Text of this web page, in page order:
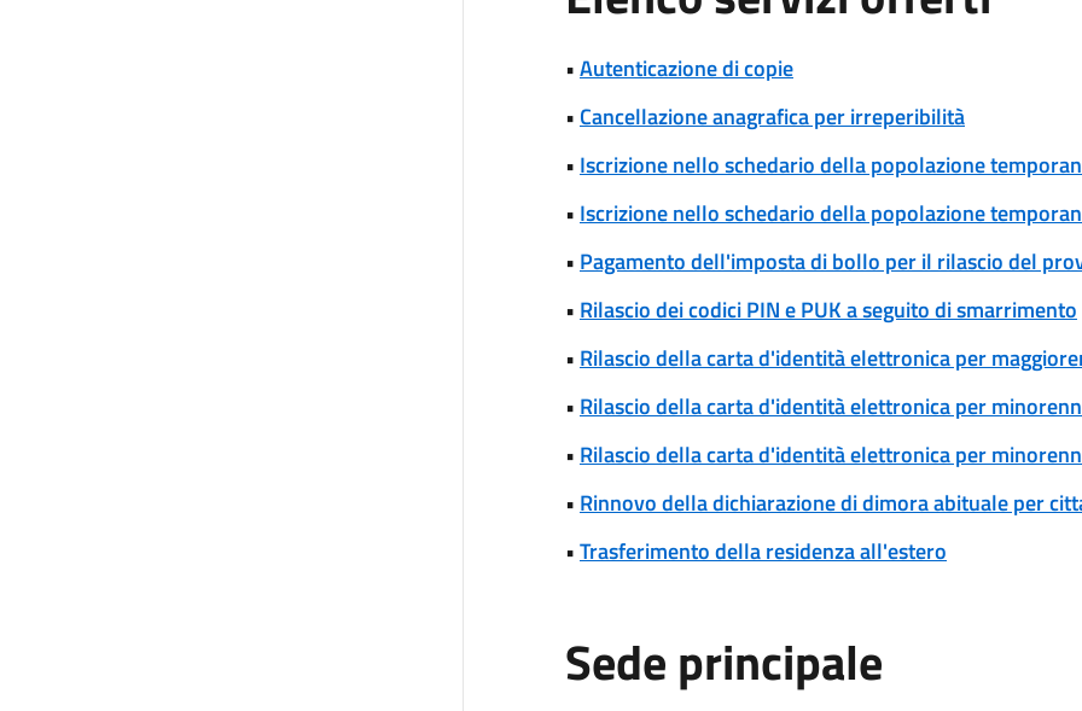
•Autenticazione di copie
• Cancellazione anagrafica per irreperibilità
• Iscrizione nello schedario della popolazione
• Iscrizione nello schedario della popolazione
• Pagamento dell'imposta di bollo per il rilascio del
• Rilascio dei codici PIN e PUK a seguito di smarrimento
• Rilascio della carta d'identità elettronica per
• Rilascio della carta d'identità elettronica per
• Rilascio della carta d'identità elettronica per
• Rinnovo della dichiarazione di dimora abituale per
•Trasferimento della residenza all'estero
Sede principale